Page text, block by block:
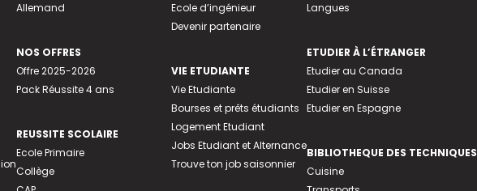
Allemand
NOS OFFRES
Offre 2025-2026
Pack Réussite 4 ans
REUSSITE SCOLAIRE
Ecole Primaire
Collège
Ecole d’ingénieur
Devenir partenaire
VIE ETUDIANTE
Vie Etudiante
Bourses et prêts étudiants
Logement Etudiant
Jobs Etudiant et Alternance
Trouve ton job saisonnier
Langues
ETUDIER À L’ÉTRANGER
Etudier au Canada
Etudier en Suisse
Etudier en Espagne
BIBLIOTHEQUE DES TECHNIQUES
Cuisine